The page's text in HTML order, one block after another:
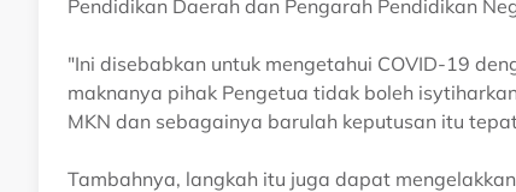
Pendidikan Daerah dan Pengarah Pendidikan
"Ini disebabkan untuk mengetahui COVID-19
maknanya pihak Pengetua tidak boleh
MKN dan sebagainya barulah keputusan itu
Tambahnya, langkah itu juga dapat